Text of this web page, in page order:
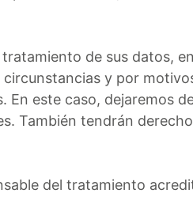
de sus datos,
y por
este caso, dejaremos
También tendrán
del tratamiento